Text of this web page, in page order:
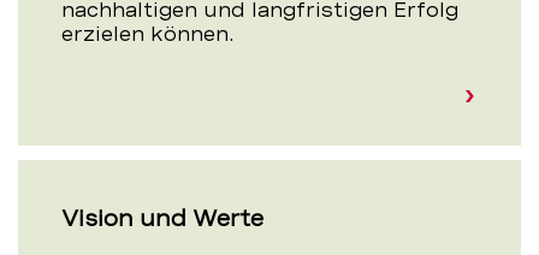
nachhaltigen und langfristigen Erfolg
erzielen können.
Vision und Werte